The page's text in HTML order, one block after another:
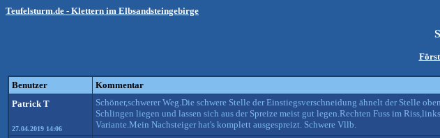
Teufelsturm.de - Klettern im Elbsandsteingebirge
Benutzer Kommentar
Patrick T
27.04.2019 14:06
Schöner,schwerer Weg.Die schwere Stelle der Einstiegsverschneidung ähnelt der Stelle
Schlingen liegen und lassen sich aus der Spreize meist gut legen.Rechten Fuss im
Variante.Mein Nachsteiger hat's komplett ausgespreizt. Schwere Vllb.